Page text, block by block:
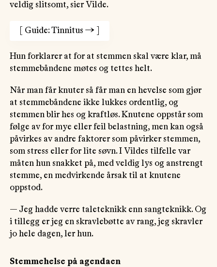
veldig slitsomt, sier Vilde.
Guide: Tinnitus →
Hun forklarer at for at stemmen skal være klar, må
stemmebåndene møtes og tettes helt.
Når man får knuter så får man en hevelse som gjør
at stemmebåndene ikke lukkes ordentlig, og
stemmen blir hes og kraftløs. Knutene oppstår som
følge av for mye eller feil belastning, men kan også
påvirkes av andre faktorer som påvirker stemmen,
som stress eller for lite søvn. I Vildes tilfelle var
måten hun snakket på, med veldig lys og anstrengt
stemme, en medvirkende årsak til at knutene
oppstod.
— Jeg hadde verre taleteknikk enn sangteknikk. Og
i tillegg er jeg en skravlebøtte av rang, jeg skravler
jo hele dagen, ler hun.
Stemmehelse på agendaen